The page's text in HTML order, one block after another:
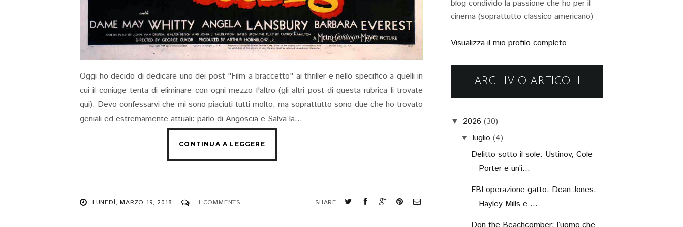
Oggi ho decido di dedicare uno dei post "Film a braccetto" ai thriller e nello specifico a quelli in
cui il coniuge tenta di eliminare con ogni mezzo l'altro (gli altri post di questa rubrica li trovate
qui). Devo confessarvi che mi sono piaciuti tutti molto, ma soprattutto sono due che ho trovato
geniali ed estremamente attuali: parlo di Angoscia e Salva la...
LUNEDÌ, MARZO 19, 2018 1 COMMENTS SHARE
blog condivido la passione che ho per il
cinema (soprattutto classico americano)
Visualizza il mio profilo completo
ARCHIVIO ARTICOLI
▼ 2026 (30)
▼ luglio (4)
Delitto sotto il sole: Ustinov, Cole
Porter e un’i...
FBI operazione gatto: Dean Jones,
Hayley Mills e ...